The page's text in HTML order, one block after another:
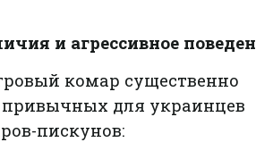
и агрессивное
комар существенно
привычных для украинцев
пискунов: